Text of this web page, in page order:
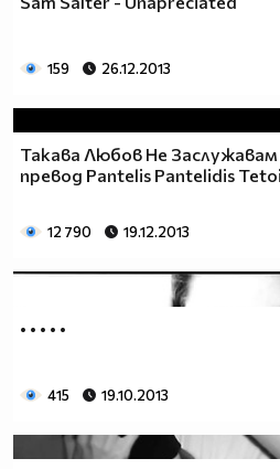
159 26.12.2013
Такава Любов Не
превод Pantelis Pantelidis
12 790 19.12.2013
• • • • •
415 19.10.2013